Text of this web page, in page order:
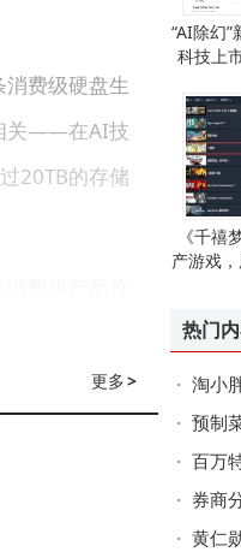
费级硬盘生
关——在AI技
20TB的存储
费级产品价
的技术迭代速
更多>
“AI除幻
科技上
《千禧
产游戏，
热门
淘小胖
预制菜
百万特斯
券商分
黄仁勋